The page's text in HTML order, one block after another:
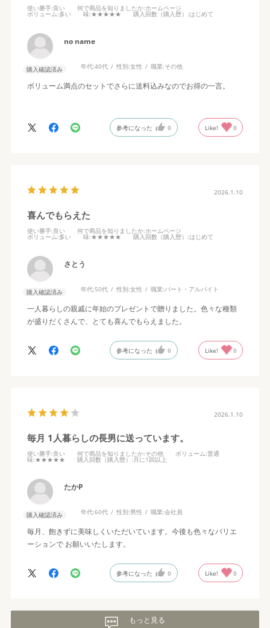
使い勝手:良い 何で商品を知りましたか:ホームページ
ボリューム:多い 味:★★★★★ 購入回数（購入歴） :はじめて
no name
購入確認済み 年代:40代 性別:女性 職業:その他
ボリューム満点のセットでさらに送料込みなのでお得の一言。
参考になった 0 Like! 0
2026.1.10
喜んでもらえた
使い勝手:良い 何で商品を知りましたか:ホームページ
ボリューム:多い 味:★★★★★ 購入回数（購入歴） :はじめて
さとう
購入確認済み 年代:50代 性別:女性 職業:パート・アルバイト
一人暮らしの親戚に年始のプレゼントで贈りました。色々な種類
が盛りだくさんで、とても喜んでもらえました。
参考になった 0 Like! 0
2026.1.10
毎月 1人暮らしの長男に送っています。
使い勝手:良い 何で商品を知りましたか:その他 ボリューム:普通
味:★★★★★ 購入回数（購入歴） :月に1回以上
たかP
購入確認済み 年代:60代 性別:男性 職業:会社員
毎月、飽きずに美味しくいただいています。今後も色々なバリエ
ーションで お願いいたします。
参考になった 0 Like! 0
もっと見る